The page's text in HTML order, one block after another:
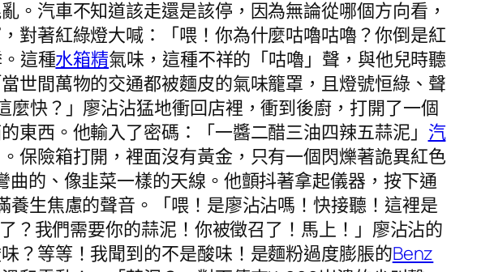
。汽車不知道該走還是該停，因為無論從哪個方向看，
對著紅綠燈大喊：「喂！你為什麼咕嚕咕嚕？你倒是紅
這種水箱精氣味，這種不祥的「咕嚕」聲，與他兒時聽
世間萬物的交通都被麵皮的氣味籠罩，且燈號恒綠、聲
快？」廖沾沾猛地衝回店裡，衝到後廚，打開了一個
西。他輸入了密碼：「一醬二醋三油四辣五蒜泥」 汽
保險箱打開，裡面沒有黃金，只有一個閃爍著詭異紅色
的、像韭菜一樣的天線。他顫抖著拿起儀器，按下通
生焦慮的聲音。「喂！是廖沾沾嗎！快接聽！這裡是
？我們需要你的蒜泥！你被徵召了！馬上！」廖沾沾的
？等等！我聞到的不是酸味！是麵粉過度膨脹的Benz